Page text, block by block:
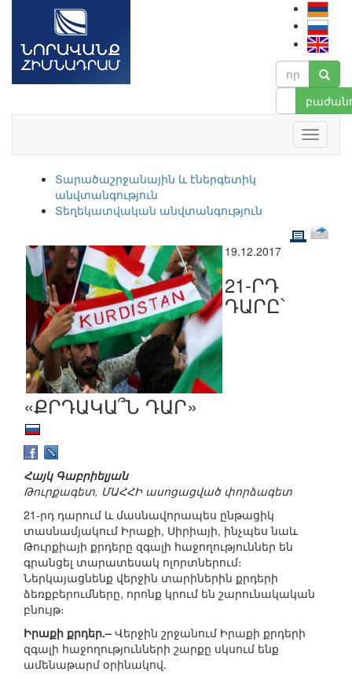
Տարածաշրջանային և էներգետիկ
անվտանգություն
Տեղեկատվական անվտանգություն
19.12.2017
21-ՐԴ
ԴԱՐԸ՝
«ՔՐԴԱԿԱ՞Ն ԴԱՐ»
Հայկ Գաբրիելյան
Թուրքագետ, ՄԱՀՀԻ ասոցացված փորձագետ
21-րդ դարում և մասնավորապես ընթացիկ
տասնամյակում Իրաքի, Սիրիայի, ինչպես նաև
Թուրքիայի քրդերը զգալի հաջողություններ են
գրանցել տարատեսակ ոլորտներում։
Ներկայացնենք վերջին տարիներին քրդերի
ձեռքբերումները, որոնք կրում են շարունակական
բնույթ։
Իրաքի քրդեր.– Վերջին շրջանում Իրաքի քրդերի
զգալի հաջողությունների շարքը սկսում ենք
ամենաթարմ օրինակով.